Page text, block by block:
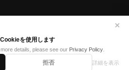
を使用します
details, please see our Privacy Policy.
拒否 詳細を表示
✕